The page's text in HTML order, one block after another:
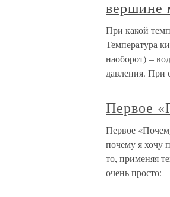
вершине
При какой
Температура
наоборот) –
давления. При
Первое
Первое
почему я хочу
то, применяя
очень просто: